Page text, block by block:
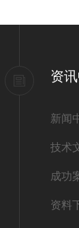
资
新闻
技术
成功
资料